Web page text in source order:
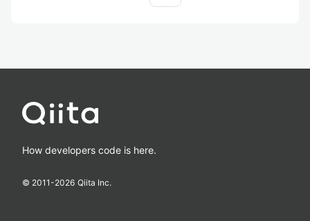
How developers code is here.
© 2011-2026 Qiita Inc.